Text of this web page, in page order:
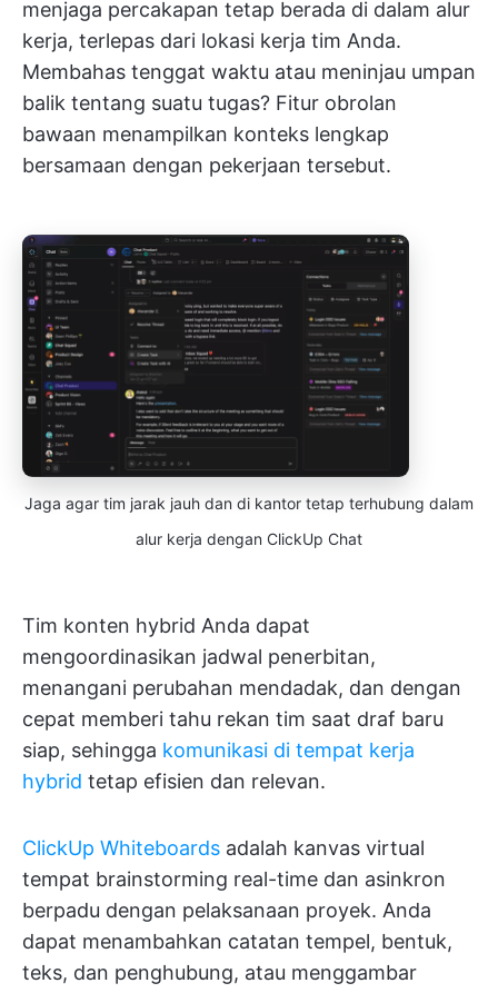
menjaga percakapan tetap berada di dalam alur
kerja, terlepas dari lokasi kerja tim Anda.
Membahas tenggat waktu atau meninjau umpan
balik tentang suatu tugas? Fitur obrolan
bawaan menampilkan konteks lengkap
bersamaan dengan pekerjaan tersebut.
Jaga agar tim jarak jauh dan di kantor tetap terhubung dalam
alur kerja dengan ClickUp Chat
Tim konten hybrid Anda dapat
mengoordinasikan jadwal penerbitan,
menangani perubahan mendadak, dan dengan
cepat memberi tahu rekan tim saat draf baru
siap, sehingga komunikasi di tempat kerja
hybrid tetap efisien dan relevan.
ClickUp Whiteboards adalah kanvas virtual
tempat brainstorming real-time dan asinkron
berpadu dengan pelaksanaan proyek. Anda
dapat menambahkan catatan tempel, bentuk,
teks, dan penghubung, atau menggambar